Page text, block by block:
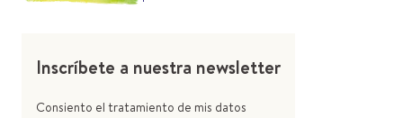
Inscríbete a nuestra newsletter
Consiento el tratamiento de mis datos